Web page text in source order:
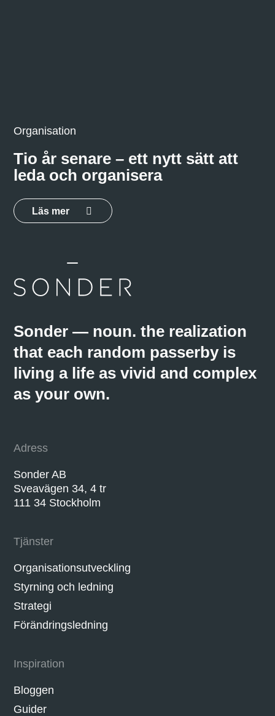
Organisation
Tio år senare – ett nytt sätt att
leda och organisera
Läs mer
Sonder — noun. the realization
that each random passerby is
living a life as vivid and complex
as your own.
Adress
Sonder AB
Sveavägen 34, 4 tr
111 34 Stockholm
Tjänster
Organisationsutveckling
Styrning och ledning
Strategi
Förändringsledning
Inspiration
Bloggen
Guider